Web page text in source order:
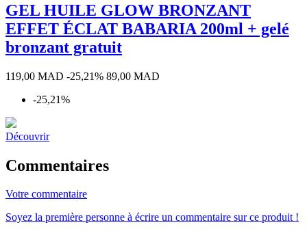
GEL HUILE GLOW BRONZANT
EFFET ÉCLAT BABARIA 200ml + gelé
bronzant gratuit
Prix
base
119,00 MAD -25,21% Prix
89,00 MAD
-25,21%
Découvrir
Commentaires
Votre commentaire
Soyez la première personne à écrire un commentaire sur ce produit !